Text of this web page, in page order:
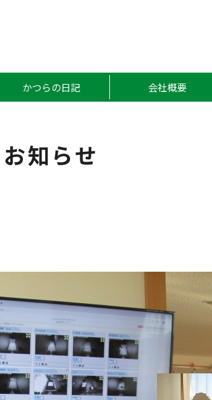
かつらの日記 会社概要
お知らせ